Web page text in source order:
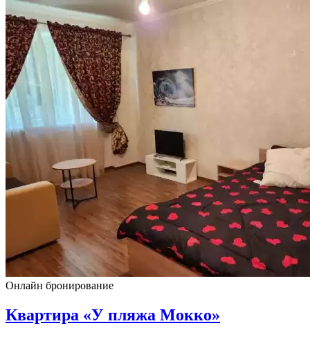
Онлайн бронирование
Квартира «У пляжа Мокко»